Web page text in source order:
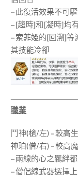
– 此復活效果不可
– [趨時]和[凝時]均
– 索菲婭的[回溯]
其技能冷卻
職業
鬥神(槍/左) – 較高
神珀(僧/右) – 較高
– 兩線的心之羈絆
– 僧侶線武器選擇